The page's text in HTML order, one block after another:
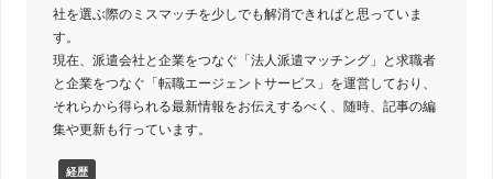
社を選ぶ際のミスマッチを少しでも解消できればと思っていま
す。
現在、派遣会社と企業をつなぐ「法人派遣マッチング」と求職者
と企業をつなぐ「転職エージェントサービス」を運営しており、
それらから得られる最新情報をお伝えするべく、随時、記事の編
集や更新も行っています。
経歴